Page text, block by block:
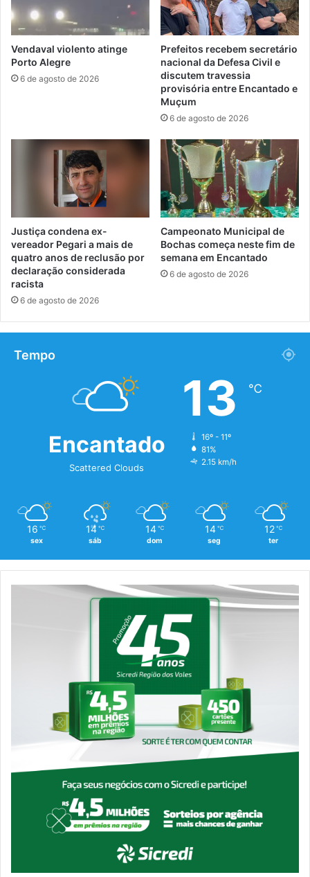
Vendaval violento atinge
Porto Alegre
6 de agosto de 2026
Prefeitos recebem secretário
nacional da Defesa Civil e
discutem travessia
provisória entre Encantado e
Muçum
6 de agosto de 2026
Justiça condena ex-
vereador Pegari a mais de
quatro anos de reclusão por
declaração considerada
racista
6 de agosto de 2026
Campeonato Municipal de
Bochas começa neste fim de
semana em Encantado
6 de agosto de 2026
Tempo
Encantado
Scattered Clouds
13 ℃
16º - 11º
81%
2.15 km/h
16 ℃
sex
14 ℃
sáb
14 ℃
dom
14 ℃
seg
12 ℃
ter